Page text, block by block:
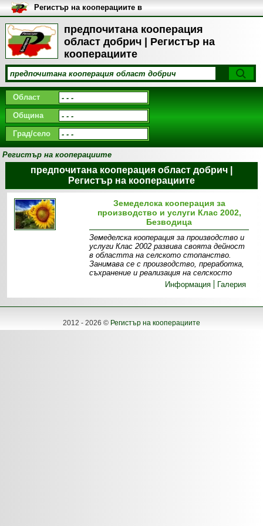
предпочитана кооперация
област добрич | Регистър на
кооперациите
Регистър на кооперациите в
България
Област
Община
Град/село
Регистър на кооперациите
предпочитана кооперация област добрич |
Регистър на кооперациите
Земеделска кооперация за
производство и услуги Клас 2002,
Безводица
Земеделска кооперация за производство и
услуги Клас 2002 развива своята дейност
в областта на селското стопанство.
Занимава се с производство, преработка,
съхранение и реализация на селскосто
Информация
Галерия
2012 - 2026 © Регистър на кооперациите